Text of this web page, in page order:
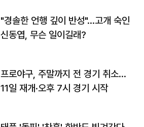
"경솔한 언행 깊이 반성"…고개 숙인
신동엽, 무슨 일이길래?
프로야구, 주말까지 전 경기 취소…
11일 재개·오후 7시 경기 시작